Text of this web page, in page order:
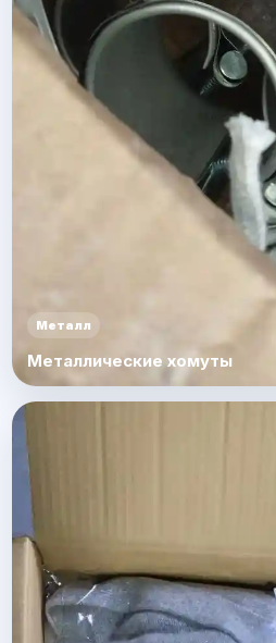
Металл
Металлические хомуты